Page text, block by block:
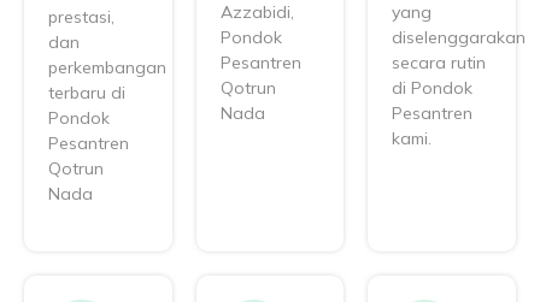
prestasi,
dan
perkembangan
terbaru di
Pondok
Pesantren
Qotrun
Nada
Azzabidi,
Pondok
Pesantren
Qotrun
Nada
yang
diselenggarakan
secara rutin
di Pondok
Pesantren
kami.